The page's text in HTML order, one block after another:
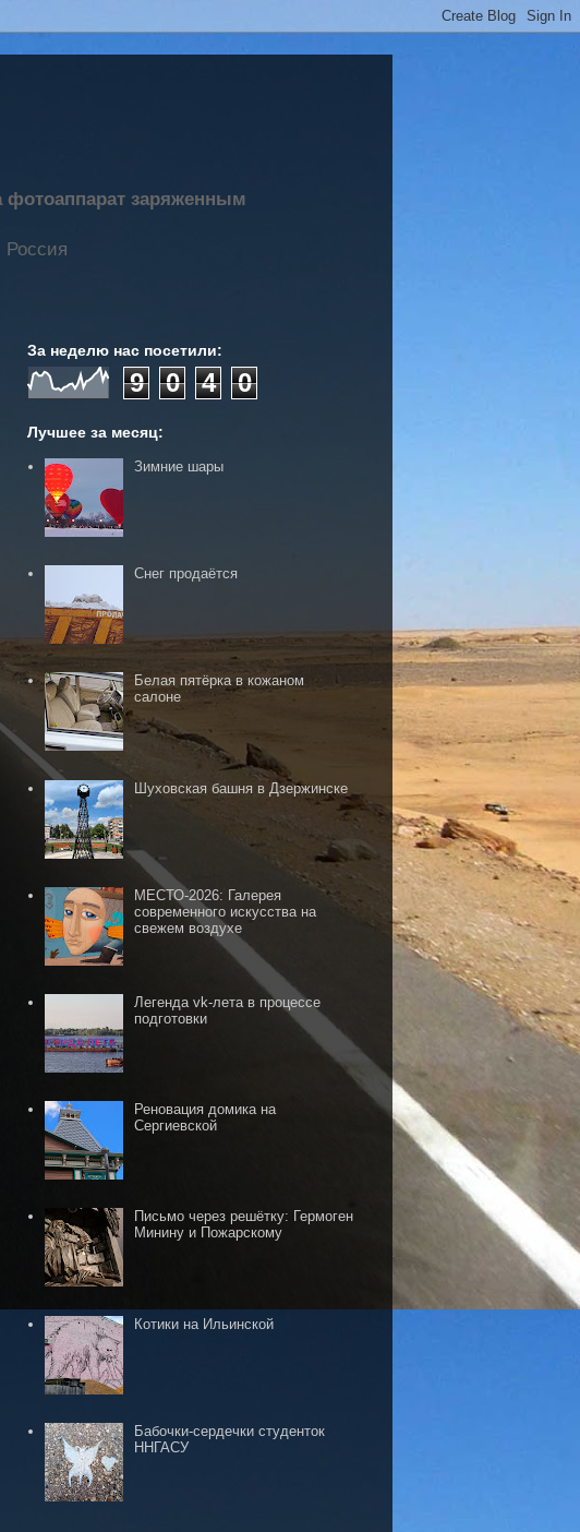
фотоаппарат заряженным
За неделю нас посетили:
9 0 4 0
Лучшее за месяц:
Зимние шары
Снег продаётся
Белая пятёрка в кожаном
салоне
Шуховская башня в Дзержинске
МЕСТО-2026: Галерея
современного искусства на
свежем воздухе
Легенда vk-лета в процессе
подготовки
Реновация домика на
Сергиевской
Письмо через решётку: Гермоген
Минину и Пожарскому
Котики на Ильинской
Бабочки-сердечки студенток
ННГАСУ